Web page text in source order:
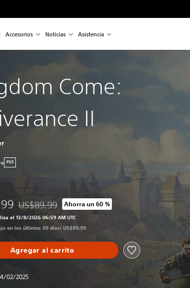
Accesorios Noticias Asistencia
Come:
II
PS5
Rebajado del precio original de US$89.99
US$89.99 Ahorra un 60 %
el 13/8/2026 06:59 AM UTC
en los últimos 30 días: US$89.99
Agregar al carrito
02/2025